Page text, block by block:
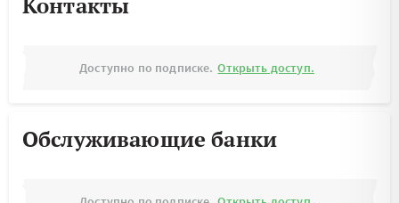
Доступно по подписке. Открыть доступ.
Обслуживающие банки